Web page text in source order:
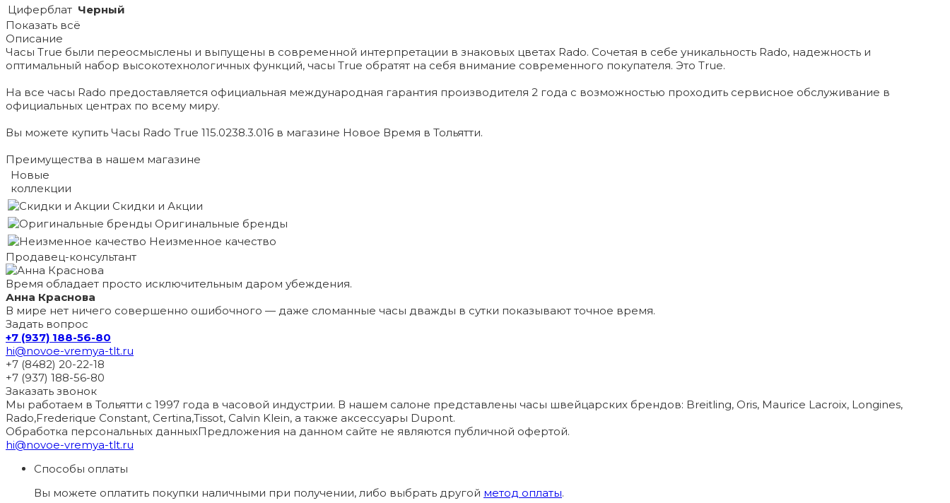
Циферблат Черный
Показать всё
Описание
Часы True были переосмыслены и выпущены в современной интерпретации в знаковых цветах Rado. Сочетая в себе уникальность Rado, надежность и
оптимальный набор высокотехнологичных функций, часы True обратят на себя внимание современного покупателя. Это True.
На все часы Rado предоставляется официальная международная гарантия производителя 2 года с возможностью проходить сервисное обслуживание в
официальных центрах по всему миру.
Вы можете купить Часы Rado True 115.0238.3.016 в магазине Новое Время в Тольятти.
Преимущества в нашем магазине
Новые
коллекции
Скидки и Акции
Оригинальные бренды
Неизменное качество
Продавец-консультант
Время обладает просто исключительным даром убеждения.
Анна Краснова
В мире нет ничего совершенно ошибочного — даже сломанные часы дважды в сутки показывают точное время.
Задать вопрос
+7 (937) 188-56-80
hi@novoe-vremya-tlt.ru
+7 (8482) 20-22-18
+7 (937) 188-56-80
Заказать звонок
Мы работаем в Тольятти с 1997 года в часовой индустрии. В нашем салоне представлены часы швейцарских брендов: Breitling, Oris, Maurice Lacroix, Longines,
Rado,Frederique Constant, Certina,Tissot, Calvin Klein, а также аксессуары Dupont.
Обработка персональных данныхПредложения на данном сайте не являются публичной офертой.
hi@novoe-vremya-tlt.ru
Способы оплаты
Вы можете оплатить покупки наличными при получении, либо выбрать другой метод оплаты.